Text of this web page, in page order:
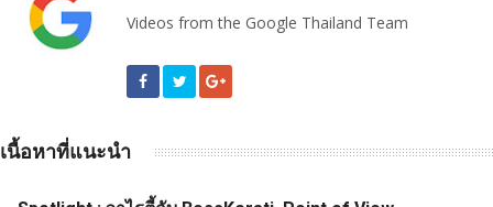
Videos from the Google Thailand Team
เนื้อหาที่แนะนำ